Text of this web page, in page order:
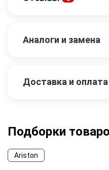
Аналоги и замена
Доставка и оплата
Подборки
Ariston